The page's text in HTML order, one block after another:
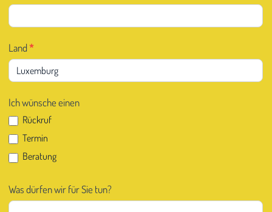
Land*
Ich wünsche einen
Rückruf
Termin
Beratung
Was dürfen wir für Sie tun?